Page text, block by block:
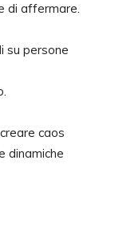
di affermare.
su persone
caos
dinamiche